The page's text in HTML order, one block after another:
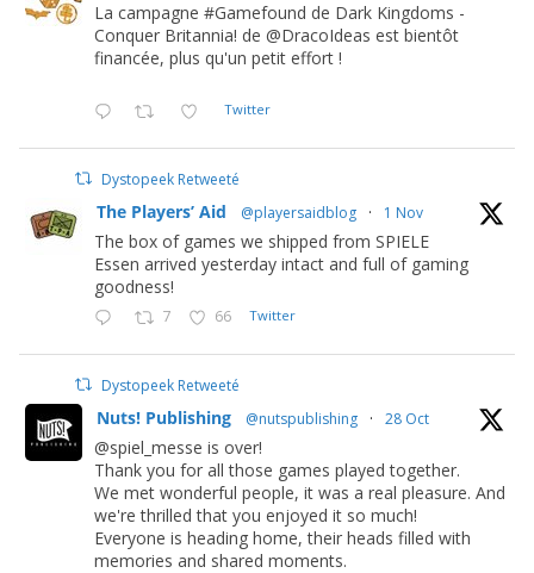
La campagne #Gamefound de Dark Kingdoms -
Conquer Britannia! de @DracoIdeas est bientôt
financée, plus qu'un petit effort !
Twitter
Dystopeek Retweeté
The Players’ Aid @playersaidblog · 1 Nov
The box of games we shipped from SPIELE
Essen arrived yesterday intact and full of gaming
goodness!
7 66 Twitter
Dystopeek Retweeté
Nuts! Publishing @nutspublishing · 28 Oct
@spiel_messe is over!
Thank you for all those games played together.
We met wonderful people, it was a real pleasure. And
we're thrilled that you enjoyed it so much!
Everyone is heading home, their heads filled with
memories and shared moments.